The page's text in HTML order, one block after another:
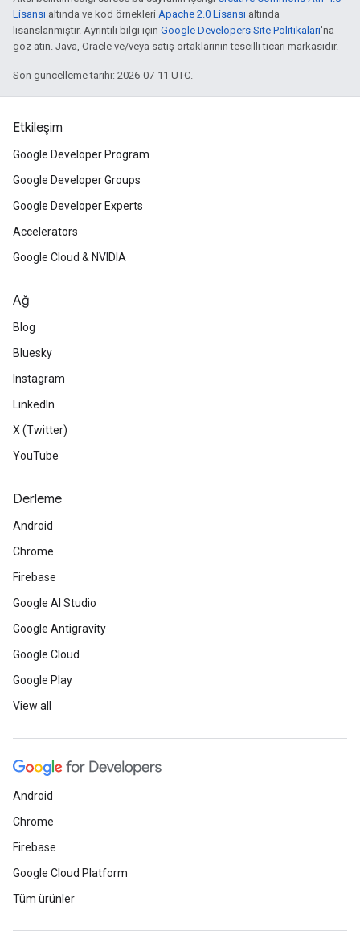
Lisansı altında ve kod örnekleri Apache 2.0 Lisansı altında
lisanslanmıştır. Ayrıntılı bilgi için Google Developers Site Politikaları'na
göz atın. Java, Oracle ve/veya satış ortaklarının tescilli ticari markasıdır.
Son güncelleme tarihi: 2026-07-11 UTC.
Etkileşim
Google Developer Program
Google Developer Groups
Google Developer Experts
Accelerators
Google Cloud & NVIDIA
Ağ
Blog
Bluesky
Instagram
LinkedIn
X (Twitter)
YouTube
Derleme
Android
Chrome
Firebase
Google AI Studio
Google Antigravity
Google Cloud
Google Play
View all
Android
Chrome
Firebase
Google Cloud Platform
Tüm ürünler